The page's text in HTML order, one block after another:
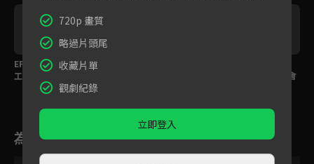
EP05 預告＞資深幕後打
工仔有星夢，導師密謀
幫圓夢！
培根 被改造！導師群會
為您推薦
720p 畫質
略過片頭尾
收藏片單
觀劇紀錄
立即登入